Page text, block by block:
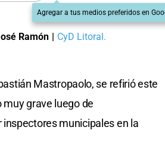
Agregar a tus medios preferidos en
Ramón | CyD Litoral.
Mastropaolo, se refirió este
grave luego de
municipales en la